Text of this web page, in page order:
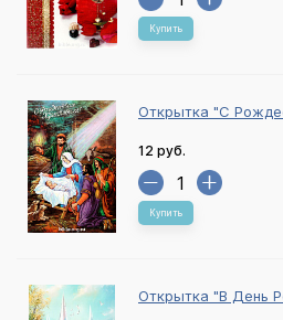
Купить
Открытка "С
12 руб.
Купить
Открытка "В День